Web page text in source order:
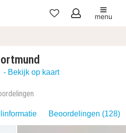
Mijn
menu
- Bekijk op kaart
Beoordelingen (128)